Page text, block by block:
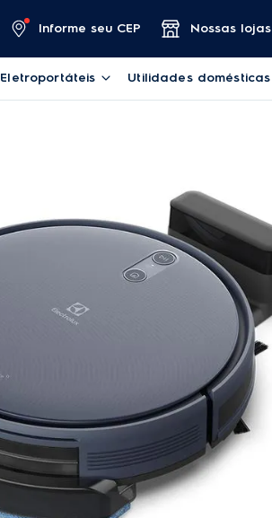
Informe seu CEP Nossas lojas
Eletroportáteis Utilidades domésticas